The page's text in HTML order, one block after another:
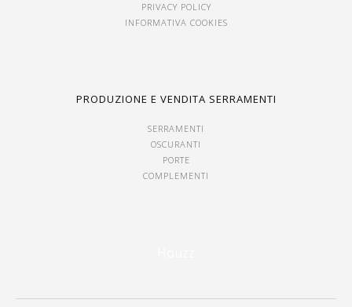
PRIVACY POLICY
INFORMATIVA COOKIES
PRODUZIONE E VENDITA SERRAMENTI
SERRAMENTI
OSCURANTI
PORTE
COMPLEMENTI